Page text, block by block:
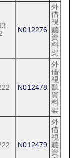
N012276
外
借
視
聽
資
料
架
N012478
外
借
視
聽
資
料
架
N012479
外
借
視
聽
資